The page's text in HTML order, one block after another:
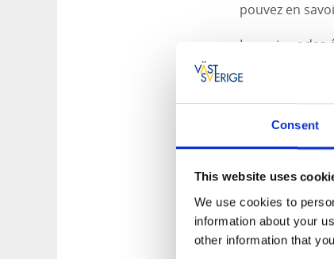
Consent
This website uses
We use cookies to
information about your
other information that
pouvez en
Le secteur des
fluviaux, mais
populaires, et
l’escalier
Quand
totalement
se dirige vers